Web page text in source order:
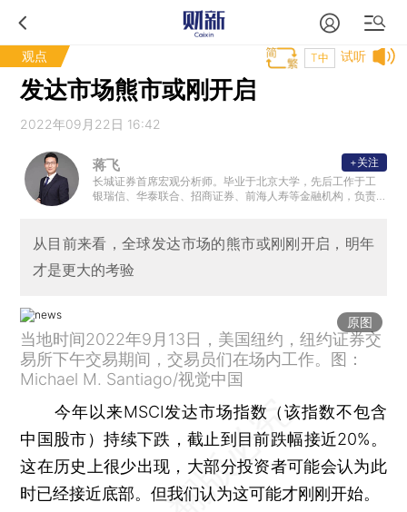
观点 试听
T中
发达市场熊市或刚开启
2022年09月22日 16:42
蒋飞
长城证券首席宏观分析师。毕业于北京大学，先后工作于工
银瑞信、华泰联合、招商证券、前海人寿等金融机构，负责
+关注
从目前来看，全球发达市场的熊市或刚刚开启，明年
才是更大的考验
原图
当地时间2022年9月13日，美国纽约，纽约证券交
易所下午交易期间，交易员们在场内工作。图：
Michael M. Santiago/视觉中国
今年以来MSCI发达市场指数（该指数不包含
中国股市）持续下跌，截止到目前跌幅接近20%。
这在历史上很少出现，大部分投资者可能会认为此
时已经接近底部。但我们认为这可能才刚刚开始。